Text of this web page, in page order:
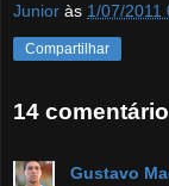
Junior às 1/07/2011
Compartilhar
14
Gustavo